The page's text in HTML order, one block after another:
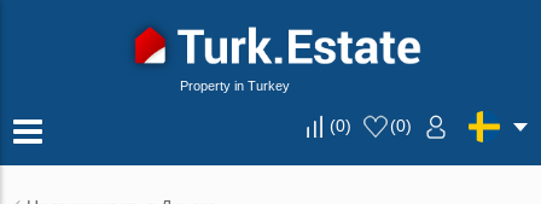
Property in Turkey
(0) (0)